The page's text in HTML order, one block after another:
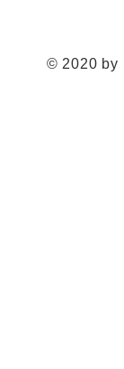
© 2020 by